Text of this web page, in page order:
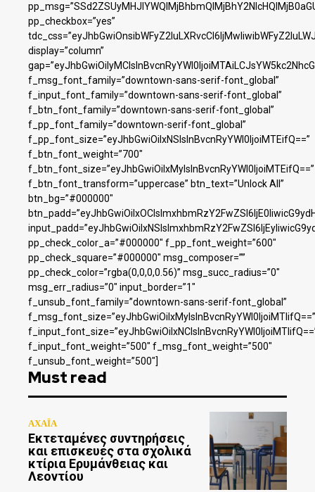
pp_checkbox=”yes”
display=”column”
f_msg_font_family=”downtown-sans-serif-font_global”
f_input_font_family=”downtown-sans-serif-font_global”
f_btn_font_family=”downtown-sans-serif-font_global”
f_pp_font_family=”downtown-serif-font_global”
f_pp_font_size=”eyJhbGwiOiIxNSIsInBvcnRyYWl0IjoiMTEifQ==”
f_btn_font_weight=”700″
f_btn_font_size=”eyJhbGwiOiIxMyIsInBvcnRyYWl0IjoiMTEifQ==”
f_btn_font_transform=”uppercase” btn_text=”Unlock All”
btn_bg=”#000000″
pp_check_color_a=”#000000″ f_pp_font_weight=”600″
pp_check_square=”#000000″ msg_composer=””
pp_check_color=”rgba(0,0,0,0.56)” msg_succ_radius=”0″
msg_err_radius=”0″ input_border=”1″
f_unsub_font_family=”downtown-sans-serif-font_global”
f_msg_font_size=”eyJhbGwiOiIxMyIsInBvcnRyYWl0IjoiMTIifQ==”
f_input_font_weight=”500″ f_msg_font_weight=”500″
f_unsub_font_weight=”500″]
Must read
ΑΧΑΪΑ
Εκτεταμένες συντηρήσεις
και επισκευές στα σχολικά
κτίρια Ερυμάνθειας και
Λεοντίου